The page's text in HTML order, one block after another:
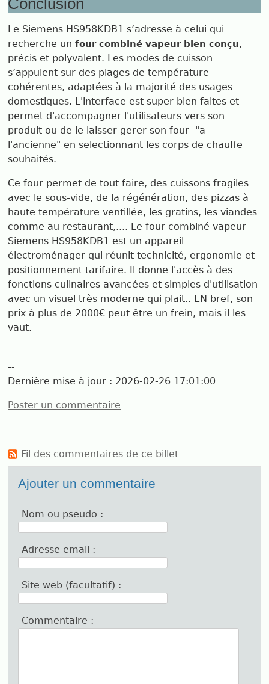
Conclusion
Le Siemens HS958KDB1 s’adresse à celui qui
recherche unfour combiné vapeur bien conçu,
précis et polyvalent. Les modes de cuisson
s’appuient sur des plages de température
cohérentes, adaptées à la majorité des usages
domestiques. L'interface est super bien faites et
permet d'accompagner l'utilisateurs vers son
produit ou de le laisser gerer son four "a
l'ancienne" en selectionnant les corps de chauffe
souhaités.
Ce four permet de tout faire, des cuissons fragiles
avec le sous-vide, de la régénération, des pizzas à
haute température ventillée, les gratins, les viandes
comme au restaurant,.... Le four combiné vapeur
Siemens HS958KDB1 est un appareil
électroménager qui réunit technicité, ergonomie et
positionnement tarifaire. Il donne l'accès à des
fonctions culinaires avancées et simples d'utilisation
avec un visuel très moderne qui plait.. EN bref, son
prix à plus de 2000€ peut être un frein, mais il les
vaut.
--
Dernière mise à jour : 2026-02-26 17:01:00
Poster un commentaire
Fil des commentaires de ce billet
Ajouter un commentaire
Nom ou pseudo :
Adresse email :
Site web (facultatif) :
Commentaire :